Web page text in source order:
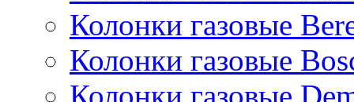
Колонки газовые
Колонки газовые
Колонки газовые